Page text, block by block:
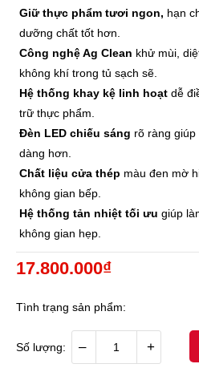
Giữ thực phẩm tươi ngon, hạn
dưỡng chất tốt hơn.
Công nghệ Ag Clean khử mùi,
không khí trong tủ sạch sẽ.
Hệ thống khay kệ linh hoạt dễ
trữ thực phẩm.
Đèn LED chiếu sáng rõ ràng
dàng hơn.
Chất liệu cửa thép màu đen mờ
không gian bếp.
Hệ thống tản nhiệt tối ưu giúp
không gian hẹp.
17.800.000₫
Tình trạng sản phẩm:
Số lượng: – +